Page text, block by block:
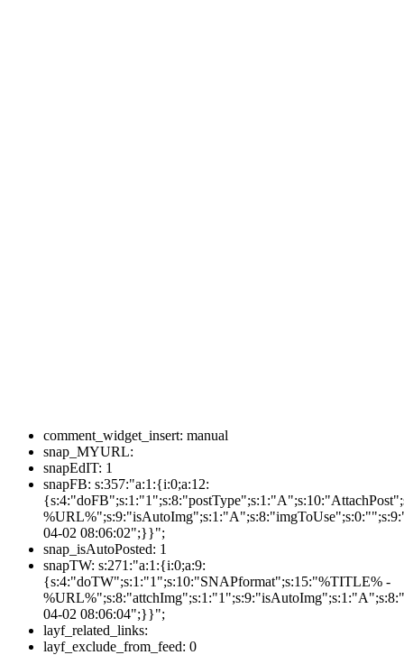
comment_widget_insert: manual
snap_MYURL:
snapEdIT: 1
snapFB: s:357:"a:1:{i:0;a:12:
04-02 08:06:02";}}";
snap_isAutoPosted: 1
snapTW: s:271:"a:1:{i:0;a:9:
{s:4:"doTW";s:1:"1";s:10:"SNAPformat";s:15:"%TITLE% -
04-02 08:06:04";}}";
layf_related_links:
layf_exclude_from_feed: 0